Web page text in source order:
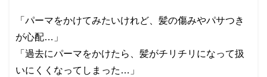
「パーマをかけてみたいけれど、髪の傷みやパサつき
が心配…」
「過去にパーマをかけたら、髪がチリチリになって扱
いにくくなってしまった…」